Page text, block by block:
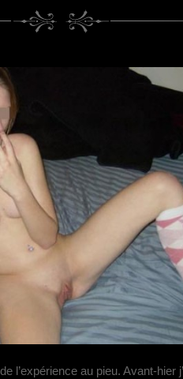
l’expérience au pieu. Avant-hier